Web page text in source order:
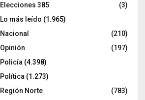
Elecciones 385
(3)
Lo más leído (1.965)
Nacional
(210)
Opinión
(197)
Policía (4.398)
Política (1.273)
Región Norte
(783)